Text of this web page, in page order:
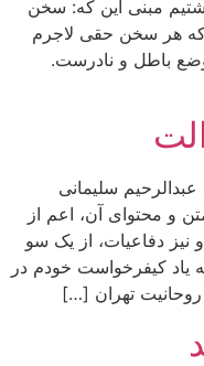
مبنی این که: سخن
هر سخن حقی لاجرم
باطل و نادرست.
سلیمانی
و محتوای آن، اعم از
نیز دفاعیات، از یک سو
کیفرخواست خودم در